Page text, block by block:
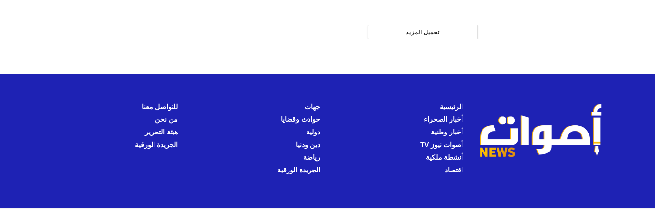
تحميل المزيد
الرئيسية
أخبار الصحراء
أخبار وطنية
أصوات نيوز TV
أنشطة ملكية
اقتصاد
جهات
حوادث وقضايا
دولية
دين ودنيا
رياضة
الجريدة الورقية
للتواصل معنا
من نحن
هيئة التحرير
الجريدة الورقية